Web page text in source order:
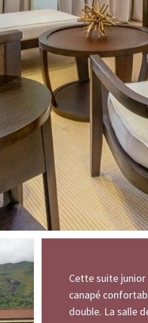
Cette suite junior
canapé
double. La salle